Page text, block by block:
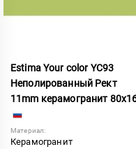
Estima Your color YC93
Неполированный Рект
11mm керамогранит
Материал:
Керамогранит